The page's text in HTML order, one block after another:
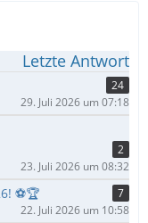
Letzte Antwort
24
29. Juli 2026 um 07:18
2
23. Juli 2026 um 08:32
⚽🏆
7
22. Juli 2026 um 10:58